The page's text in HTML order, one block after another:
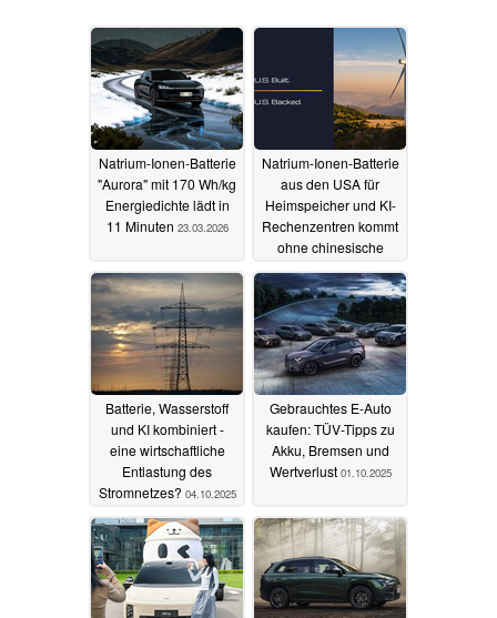
Natrium-Ionen-Batterie
"Aurora" mit 170 Wh/kg
Energiedichte lädt in
11 Minuten 23.03.2026
Natrium-Ionen-Batterie
aus den USA für
Heimspeicher und KI-
Rechenzentren kommt
ohne chinesische
Importe aus18.02.2026
Batterie, Wasserstoff
und KI kombiniert -
eine wirtschaftliche
Entlastung des
Stromnetzes? 04.10.2025
Gebrauchtes E-Auto
kaufen: TÜV-Tipps zu
Akku, Bremsen und
Wertverlust 01.10.2025